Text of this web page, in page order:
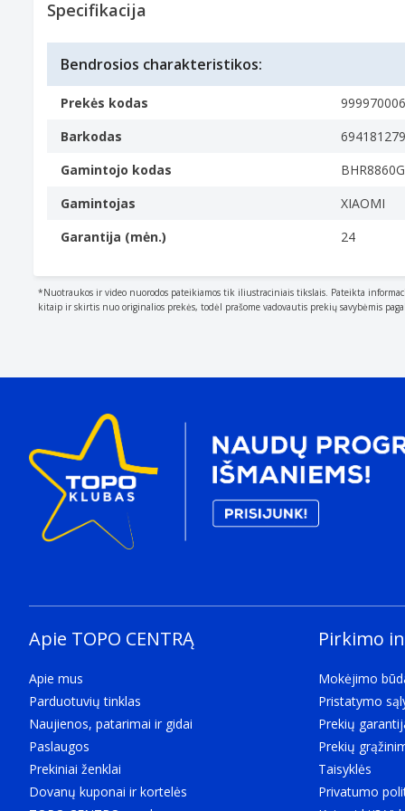
Specifikacijos
Tipas
Characteristics of the device.
Gelinis rašiklis su dangteliu
Rašiklio spalvos
Mėlyna, Žalia, Oranžinė, Violetinė, Geltona
Produkto spalva
The colour e.g. red, blue, green, black, white.
Multi spalvos
1600 m
Antgalio plotis
Svoris
the manufacturer leaves out the weight of
Pakuotės turinys
Kiekis pakuotėje
5 vnt
Specifikacija
Bendrosios charakteristikos:
Prekės kodas
Barkodas
Gamintojo kodas
Gamintojas
XIAOMI
Garantija (mėn.)
24
*Nuotraukos ir video nuorodos pateikiamos tik iliustraciniais tikslais. Pateikta
kitaip ir skirtis nuo originalios prekės, todėl prašome vadovautis prekių savybėmis
Apie TOPO CENTRĄ
Apie mus
Parduotuvių tinklas
Naujienos, patarimai ir gidai
Paslaugos
Prekiniai ženklai
Dovanų kuponai ir kortelės
Pirkimo
Mokėjimo
Pristatymo
Prekių
Prekių
Taisyklės
Privatumo